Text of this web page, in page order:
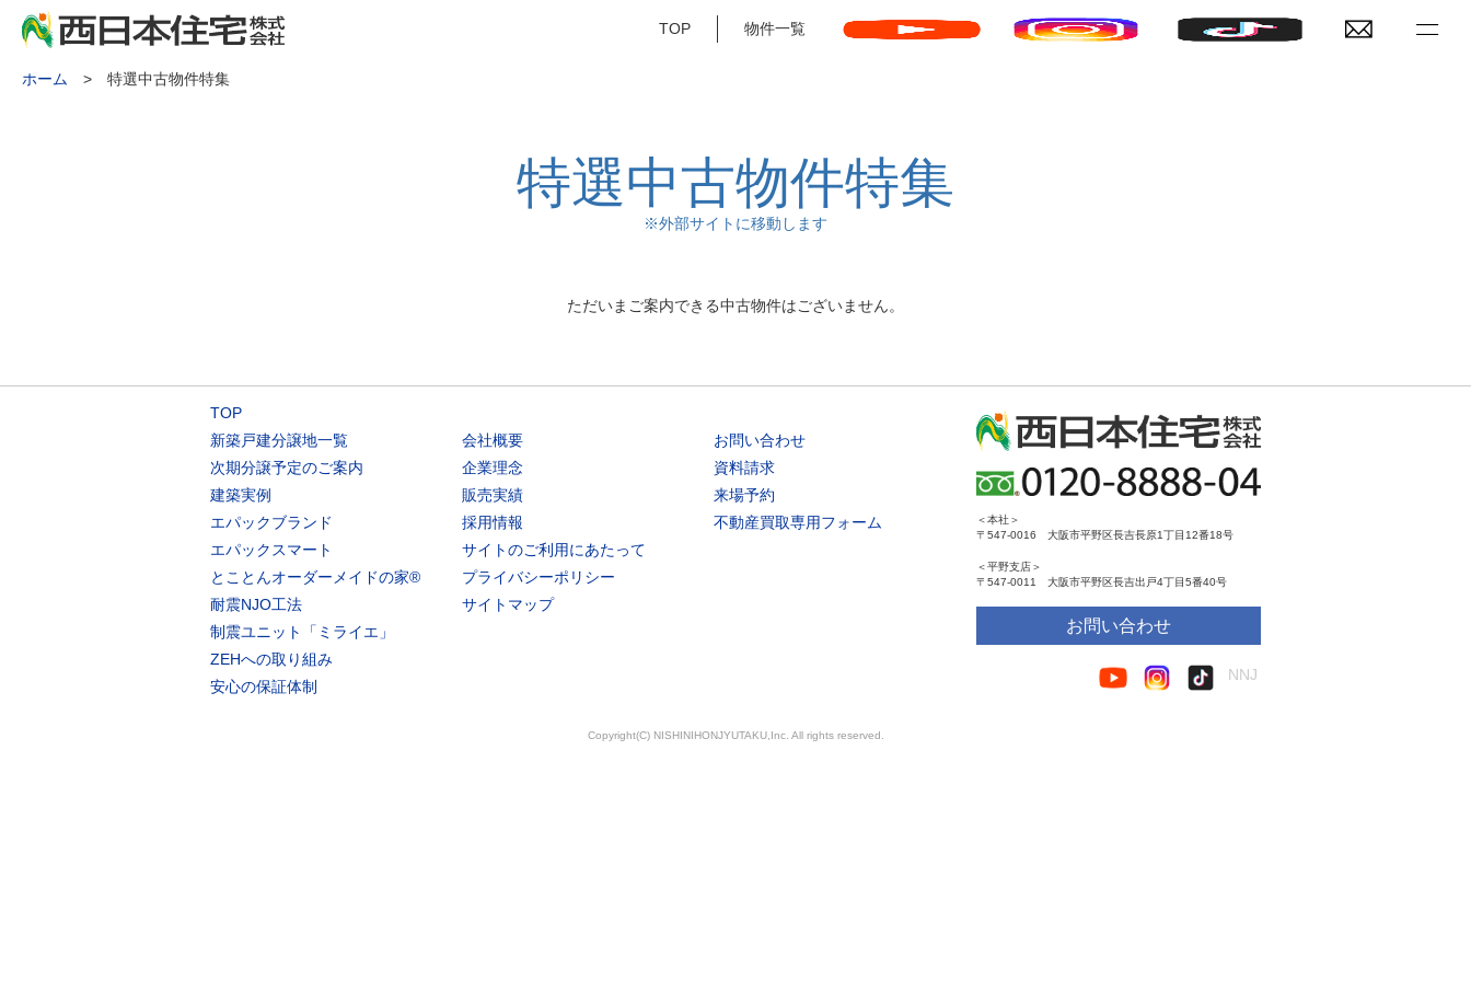
物件一覧
TOP
ホーム > 特選中古物件特集
特選中古物件特集
※外部サイトに移動します
ただいまご案内できる中古物件はございません。
TOP
新築戸建分譲地一覧
次期分譲予定のご案内
建築実例
エパックブランド
エパックスマート
とことんオーダーメイドの家®
耐震NJO工法
制震ユニット「ミライエ」
ZEHへの取り組み
安心の保証体制
会社概要
企業理念
販売実績
採用情報
サイトのご利用にあたって
プライバシーポリシー
サイトマップ
お問い合わせ
資料請求
来場予約
不動産買取専用フォーム
＜本社＞
〒547-0016 大阪市平野区長吉長原1丁目12番18号
＜平野支店＞
〒547-0011 大阪市平野区長吉出戸4丁目5番40号
お問い合わせ
NNJ
Copyright(C) NISHINIHONJYUTAKU,Inc. All rights reserved.